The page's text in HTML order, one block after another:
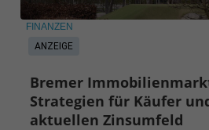
ANZEIGE
FINANZEN
Bremer
Strategien für Käufer
aktuellen Zinsumfeld